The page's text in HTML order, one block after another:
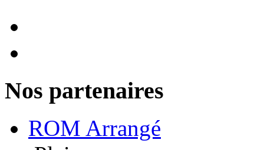
Nos partenaires
ROM Arrangé